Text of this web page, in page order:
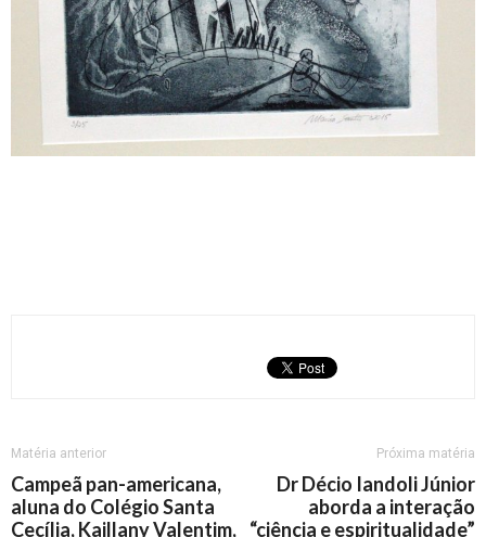
Matéria anterior
Campeã pan-americana,
aluna do Colégio Santa
Cecília, Kaillany Valentim,
Próxima matéria
Dr Décio Iandoli Júnior
aborda a interação
“ciência e espiritualidade”